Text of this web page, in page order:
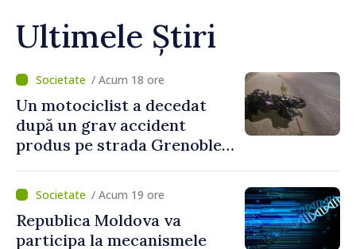
Ultimele Știri
/ Acum 18 ore
Un motociclist a decedat
după un grav accident
produs pe strada Grenoble
/ Acum 19 ore
Republica Moldova va
participa la mecanismele